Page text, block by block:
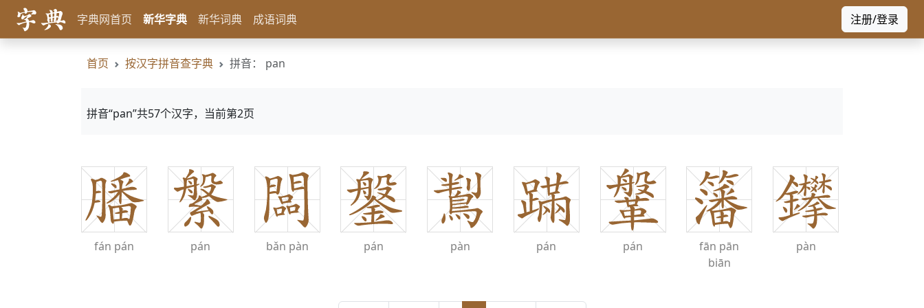
字典网首页 新华字典 新华词典 成语词典 注册/登录
首页 按汉字拼音查字典 拼音： pan
拼音“pan”共57个汉字，当前第2页
fán pán pán bǎn pàn pán pàn pán pán fān pān
biān
pàn